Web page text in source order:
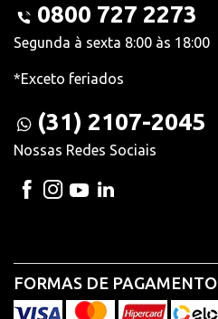
0800 727 2273
Segunda à sexta 8:00 às 18:00
*Exceto feriados
(31) 2107-2045
Nossas Redes Sociais
FORMAS DE PAGAMENTO